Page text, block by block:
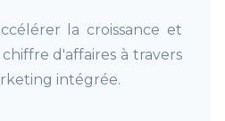
la croissance et
d'affaires à travers
intégrée.